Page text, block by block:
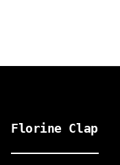
Florine Clap